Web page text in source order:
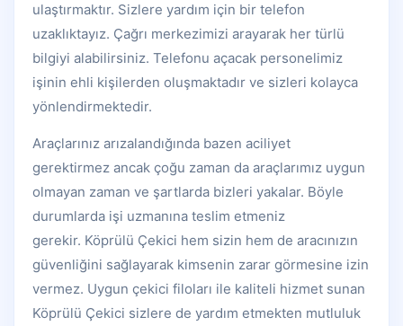
ulaştırmaktır. Sizlere yardım için bir telefon
uzaklıktayız. Çağrı merkezimizi arayarak her türlü
bilgiyi alabilirsiniz. Telefonu açacak personelimiz
işinin ehli kişilerden oluşmaktadır ve sizleri kolayca
yönlendirmektedir.
Araçlarınız arızalandığında bazen aciliyet
gerektirmez ancak çoğu zaman da araçlarımız uygun
olmayan zaman ve şartlarda bizleri yakalar. Böyle
durumlarda işi uzmanına teslim etmeniz
gerekir. Köprülü Çekici hem sizin hem de aracınızın
güvenliğini sağlayarak kimsenin zarar görmesine izin
vermez. Uygun çekici filoları ile kaliteli hizmet sunan
Köprülü Çekici sizlere de yardım etmekten mutluluk